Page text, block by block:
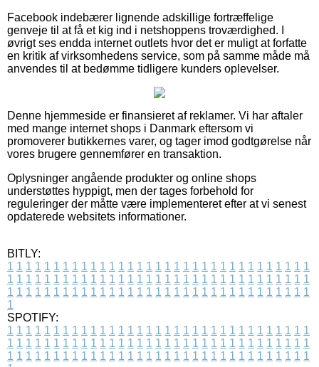
Facebook indebærer lignende adskillige fortræffelige
genveje til at få et kig ind i netshoppens troværdighed. I
øvrigt ses endda internet outlets hvor det er muligt at forfatte
en kritik af virksomhedens service, som på samme måde må
anvendes til at bedømme tidligere kunders oplevelser.
Denne hjemmeside er finansieret af reklamer. Vi har aftaler
med mange internet shops i Danmark eftersom vi
promoverer butikkernes varer, og tager imod godtgørelse når
vores brugere gennemfører en transaktion.
Oplysninger angående produkter og online shops
understøttes hyppigt, men der tages forbehold for
reguleringer der måtte være implementeret efter at vi senest
opdaterede websitets informationer.
BITLY:
1 1 1 1 1 1 1 1 1 1 1 1 1 1 1 1 1 1 1 1 1 1 1 1 1 1 1 1 1 1 1 1 1
1 1 1 1 1 1 1 1 1 1 1 1 1 1 1 1 1 1 1 1 1 1 1 1 1 1 1 1 1 1 1 1 1
1 1 1 1 1 1 1 1 1 1 1 1 1 1 1 1 1 1 1 1 1 1 1 1 1 1 1 1 1 1 1 1 1
1
SPOTIFY:
1 1 1 1 1 1 1 1 1 1 1 1 1 1 1 1 1 1 1 1 1 1 1 1 1 1 1 1 1 1 1 1 1
1 1 1 1 1 1 1 1 1 1 1 1 1 1 1 1 1 1 1 1 1 1 1 1 1 1 1 1 1 1 1 1 1
1 1 1 1 1 1 1 1 1 1 1 1 1 1 1 1 1 1 1 1 1 1 1 1 1 1 1 1 1 1 1 1 1